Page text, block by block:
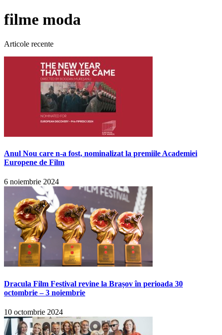
filme moda
Articole recente
Anul Nou care n-a fost, nominalizat la premiile Academiei
Europene de Film
6 noiembrie 2024
Dracula Film Festival revine la Brașov în perioada 30
octombrie – 3 noiembrie
10 octombrie 2024